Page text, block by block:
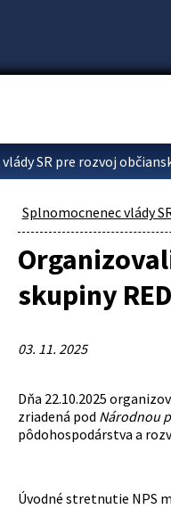
SR pre rozvoj
Splnomocnenec vlády
skupiny
03. 11. 2025
Dňa 22.10.2025
zriadená pod Národnou
pôdohospodárstva a
Úvodné stretnutie NPS